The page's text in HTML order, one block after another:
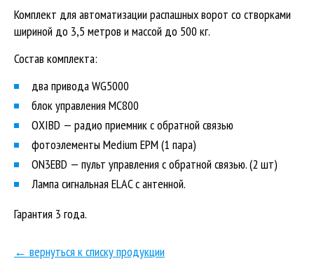
Комплект для автоматизации распашных ворот со створками
шириной до 3,5 метров и массой до 500 кг.
Состав комплекта:
два привода WG5000
блок управления MC800
OXIBD — радио приемник с обратной связью
фотоэлементы Medium EPM (1 пара)
ON3EBD — пульт управления с обратной связью. (2 шт)
Лампа сигнальная ELAC с антенной.
Гарантия 3 года.
← вернуться к списку продукции